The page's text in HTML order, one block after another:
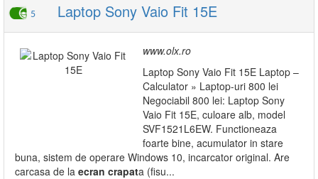
5 Laptop Sony Vaio Fit 15E
www.olx.ro
Laptop Sony Vaio Fit 15E Laptop –
Calculator » Laptop-uri 800 lei
Negociabil 800 lei: Laptop Sony
Vaio Fit 15E, culoare alb, model
SVF1521L6EW. Functioneaza
foarte bine, acumulator in stare
buna, sistem de operare Windows 10, incarcator original. Are
carcasa de la ecran crapata (fisu...